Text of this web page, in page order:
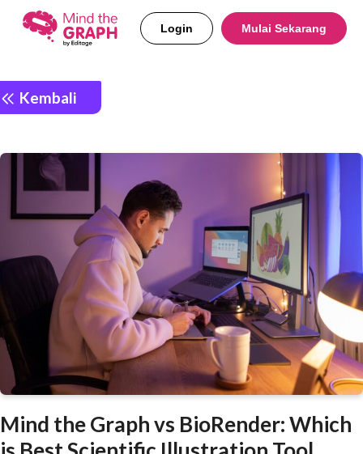
Login Mulai Sekarang
Kembali
Mind the Graph vs BioRender: Which